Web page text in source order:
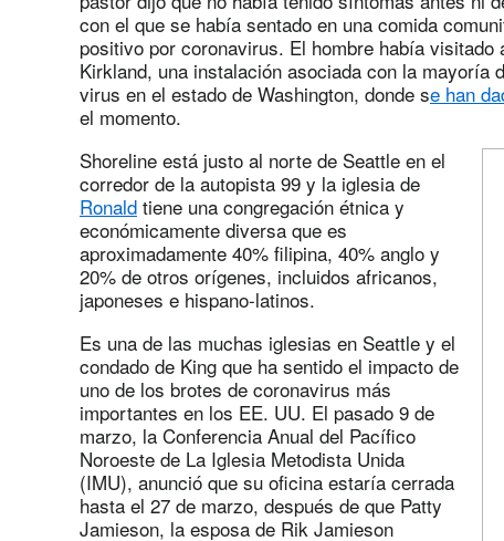
con el que se había sentado en una comida
positivo por coronavirus. El hombre había visitado
Kirkland, una instalación asociada con la mayoría
virus en el estado de Washington, donde se han
el momento.
Shoreline está justo al norte de Seattle en el
corredor de la autopista 99 y la iglesia de
Ronald tiene una congregación étnica y
económicamente diversa que es
aproximadamente 40% filipina, 40% anglo y
20% de otros orígenes, incluidos africanos,
japoneses e hispano-latinos.
Es una de las muchas iglesias en Seattle y el
condado de King que ha sentido el impacto de
uno de los brotes de coronavirus más
importantes en los EE. UU. El pasado 9 de
marzo, la Conferencia Anual del Pacífico
Noroeste de La Iglesia Metodista Unida
(IMU), anunció que su oficina estaría cerrada
hasta el 27 de marzo, después de que Patty
Jamieson, la esposa de Rik Jamieson